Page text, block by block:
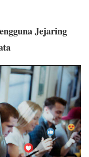
Jejaring